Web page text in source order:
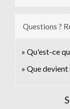
Questions ?
Qu'est-ce
Que devient